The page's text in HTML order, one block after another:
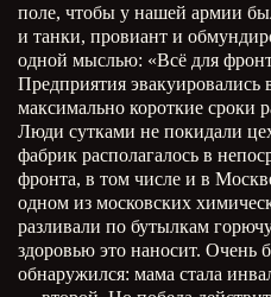
поле, чтобы у нашей армии
и танки, провиант и
одной мыслью: «Всё для
Предприятия эвакуировались
максимально короткие сроки
Люди сутками не покидали
фабрик располагалось в
фронта, в том числе и в
одном из московских
разливали по бутылкам
здоровью это наносит. Очень
обнаружился: мама стала